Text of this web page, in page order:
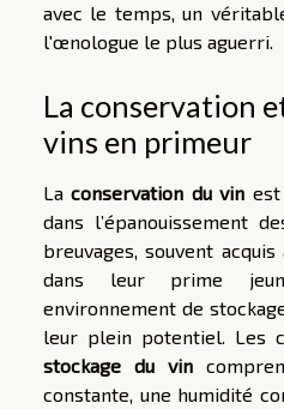
avec le temps, un
l'œnologue le plus aguerri.
La conservation
vins en primeur
Laconservation du vin
dans l’épanouissement
breuvages, souvent
dans leur prime
environnement de
leur plein potentiel. Les
stockage du vin
constante, une humidité